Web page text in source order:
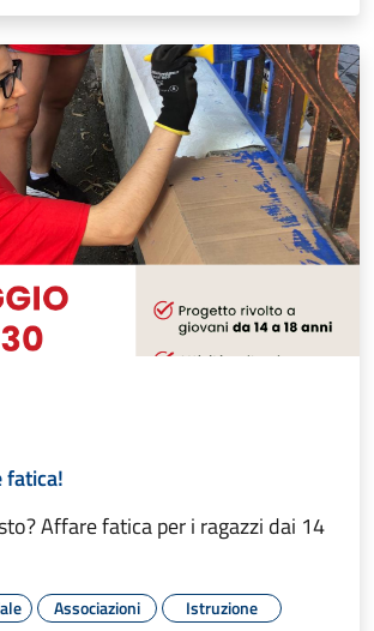
fatica!
Affare fatica per i ragazzi dai 14
Associazioni
Istruzione